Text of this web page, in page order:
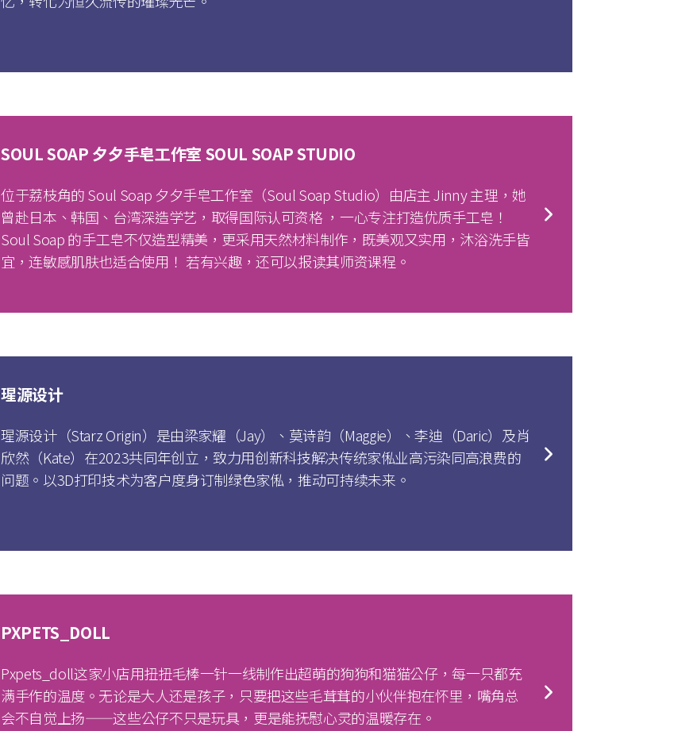
SOUL SOAP 夕夕手皂工作室 SOUL SOAP STUDIO
位于荔枝角的 Soul Soap 夕夕手皂工作室（Soul Soap Studio）由店主 Jinny 主理，她
曾赴日本、韩国、台湾深造学艺，取得国际认可资格 ，一心专注打造优质手工皂！
Soul Soap 的手工皂不仅造型精美，更采用天然材料制作，既美观又实用，沐浴洗手皆
宜，连敏感肌肤也适合使用！ 若有兴趣，还可以报读其师资课程。
瑆源设计
瑆源设计（Starz Origin）是由梁家耀（Jay）、莫诗韵（Maggie）、李迪（Daric）及肖
欣然（Kate）在2023共同年创立，致力用创新科技解决传统家俬业高污染同高浪费的
问题。以3D打印技术为客户度身订制绿色家俬，推动可持续未来。
PXPETS_DOLL
Pxpets_doll这家小店用扭扭毛棒一针一线制作出超萌的狗狗和猫猫公仔，每一只都充
满手作的温度。无论是大人还是孩子，只要把这些毛茸茸的小伙伴抱在怀里，嘴角总
会不自觉上扬——这些公仔不只是玩具，更是能抚慰心灵的温暖存在。